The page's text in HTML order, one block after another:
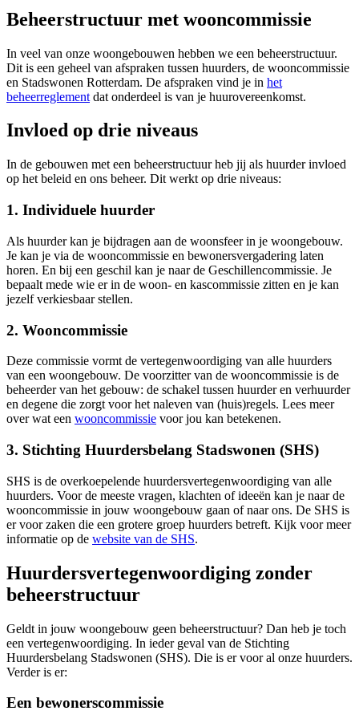
Beheerstructuur met wooncommissie
In veel van onze woongebouwen hebben we een beheerstructuur.
Dit is een geheel van afspraken tussen huurders, de wooncommissie
en Stadswonen Rotterdam. De afspraken vind je in het
beheerreglement dat onderdeel is van je huurovereenkomst.
Invloed op drie niveaus
In de gebouwen met een beheerstructuur heb jij als huurder invloed
op het beleid en ons beheer. Dit werkt op drie niveaus:
1. Individuele huurder
Als huurder kan je bijdragen aan de woonsfeer in je woongebouw.
Je kan je via de wooncommissie en bewonersvergadering laten
horen. En bij een geschil kan je naar de Geschillencommissie. Je
bepaalt mede wie er in de woon- en kascommissie zitten en je kan
jezelf verkiesbaar stellen.
2. Wooncommissie
Deze commissie vormt de vertegenwoordiging van alle huurders
van een woongebouw. De voorzitter van de wooncommissie is de
beheerder van het gebouw: de schakel tussen huurder en verhuurder
en degene die zorgt voor het naleven van (huis)regels. Lees meer
over wat een wooncommissie voor jou kan betekenen.
3. Stichting Huurdersbelang Stadswonen (SHS)
SHS is de overkoepelende huurdersvertegenwoordiging van alle
huurders. Voor de meeste vragen, klachten of ideeën kan je naar de
wooncommissie in jouw woongebouw gaan of naar ons. De SHS is
er voor zaken die een grotere groep huurders betreft. Kijk voor meer
informatie op de website van de SHS.
Huurdersvertegenwoordiging zonder
beheerstructuur
Geldt in jouw woongebouw geen beheerstructuur? Dan heb je toch
een vertegenwoordiging. In ieder geval van de Stichting
Huurdersbelang Stadswonen (SHS). Die is er voor al onze huurders.
Verder is er:
Een bewonerscommissie